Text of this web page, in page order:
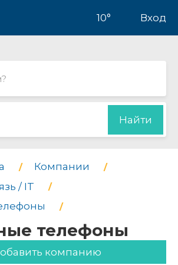
10° Вход
Найти
Компании
/ IT
телефоны
компанию